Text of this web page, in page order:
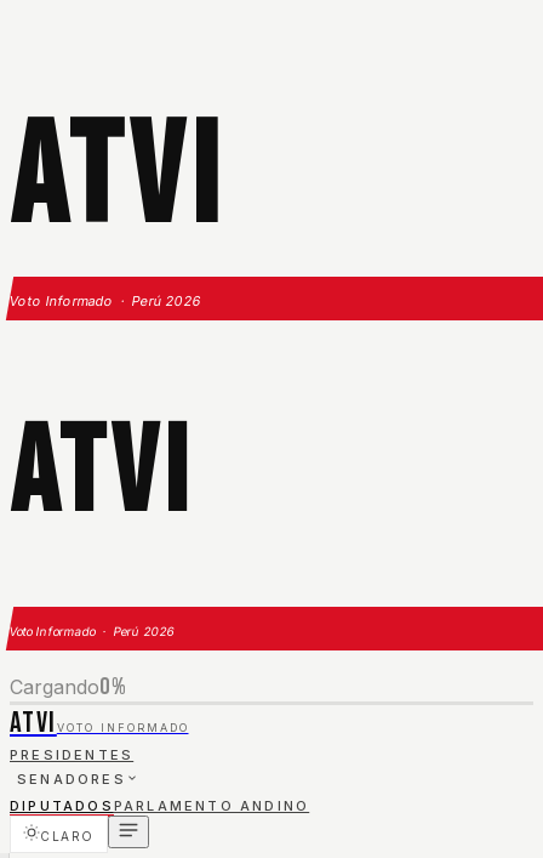
ATVI
Voto Informado · Perú 2026
ATVI
Voto Informado · Perú 2026
Cargando0%
ATVI VOTO INFORMADO
PRESIDENTES
SENADORES
DIPUTADOS PARLAMENTO ANDINO
CLARO